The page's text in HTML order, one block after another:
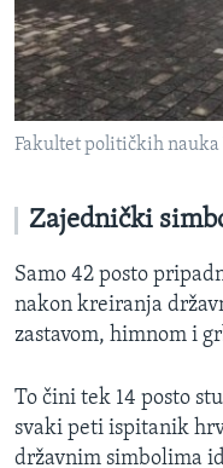
Fakultet političkih
Zajednički
Samo 42 posto
nakon kreiranja
zastavom, himnom i
To čini tek 14 posto
svaki peti ispitanik
državnim simbolima